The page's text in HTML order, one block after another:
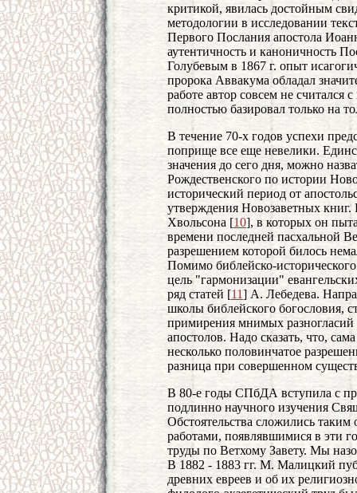
критикой, явилась достойным
методологии в исследовании
Первого Послания апостола
аутентичность и каноничность
Голубевым в 1867 г. опыт
пророка Аввакума обладал
работе автор совсем не считался
полностью базировал только на
В течение 70-х годов успехи
поприще все еще невелики.
значения до сего дня, можно
Рождественского по истории
исторический период от
утверждения Новозаветных
Хвольсона [10], в которых он
времени последней пасхальной
разрешением которой билось
Помимо библейско-исторического
цель "гармонизации"
ряд статей [11] А. Лебедева.
школы библейского богословия,
примирения мнимых
апостолов. Надо сказать, что,
несколько половинчатое
разница при совершенном
В 80-е годы СПбДА вступила с
подлинно научного изучения
Обстоятельства сложились
работами, появлявшимися в эти
труды по Ветхому Завету. Мы
В 1882 - 1883 гг. М. Малицкий
древних евреев и об их